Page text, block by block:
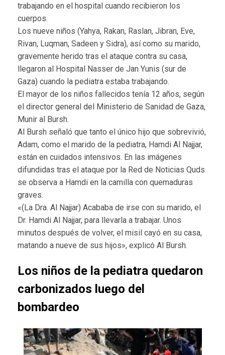
trabajando en el hospital cuando recibieron los
cuerpos.
Los nueve niños (Yahya, Rakan, Raslan, Jibran, Eve,
Rivan, Luqman, Sadeen y Sidra), así como su marido,
gravemente herido tras el ataque contra su casa,
llegaron al Hospital Nasser de Jan Yunis (sur de
Gaza) cuando la pediatra estaba trabajando.
El mayor de los niños fallecidos tenía 12 años, según
el director general del Ministerio de Sanidad de Gaza,
Munir al Bursh.
Al Bursh señaló que tanto el único hijo que sobrevivió,
Adam, como el marido de la pediatra, Hamdi Al Najjar,
están en cuidados intensivos. En las imágenes
difundidas tras el ataque por la Red de Noticias Quds
se observa a Hamdi en la camilla con quemaduras
graves.
«(La Dra. Al Najjar) Acababa de irse con su marido, el
Dr. Hamdi Al Najjar, para llevarla a trabajar. Unos
minutos después de volver, el misil cayó en su casa,
matando a nueve de sus hijos», explicó Al Bursh.
Los niños de la pediatra quedaron
carbonizados luego del
bombardeo